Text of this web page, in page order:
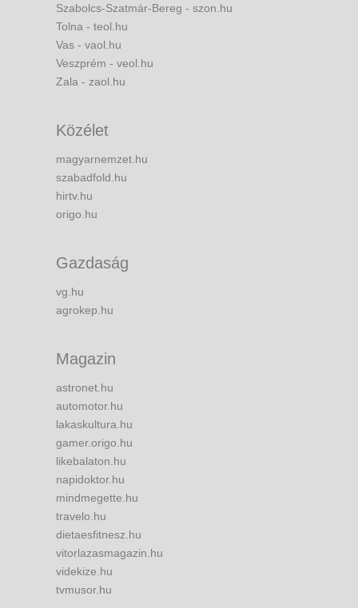
Szabolcs-Szatmár-Bereg - szon.hu
Tolna - teol.hu
Vas - vaol.hu
Veszprém - veol.hu
Zala - zaol.hu
Közélet
magyarnemzet.hu
szabadfold.hu
hirtv.hu
origo.hu
Gazdaság
vg.hu
agrokep.hu
Magazin
astronet.hu
automotor.hu
lakaskultura.hu
gamer.origo.hu
likebalaton.hu
napidoktor.hu
mindmegette.hu
travelo.hu
dietaesfitnesz.hu
vitorlazasmagazin.hu
videkize.hu
tvmusor.hu